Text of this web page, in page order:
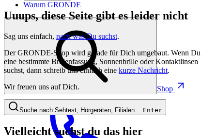
Warum GRONDE
Shop
Uuups, diese Seite gibt es leider nicht
Sag uns einfach, nach was Du suchst.
Der GRONDE-Shop wird gerade für Dich umgebaut. Wenn Du
eine bestimmte Brillenfassung, Sonnenbrille oder Kontaktlinsen
suchst, dann schreib uns einfach eine kurze Nachricht.
Wir freuen uns auf Dich.
Suche nach Sehtest, Hörgeräten, Filialen … Enter
Vielleicht suchst du das hier